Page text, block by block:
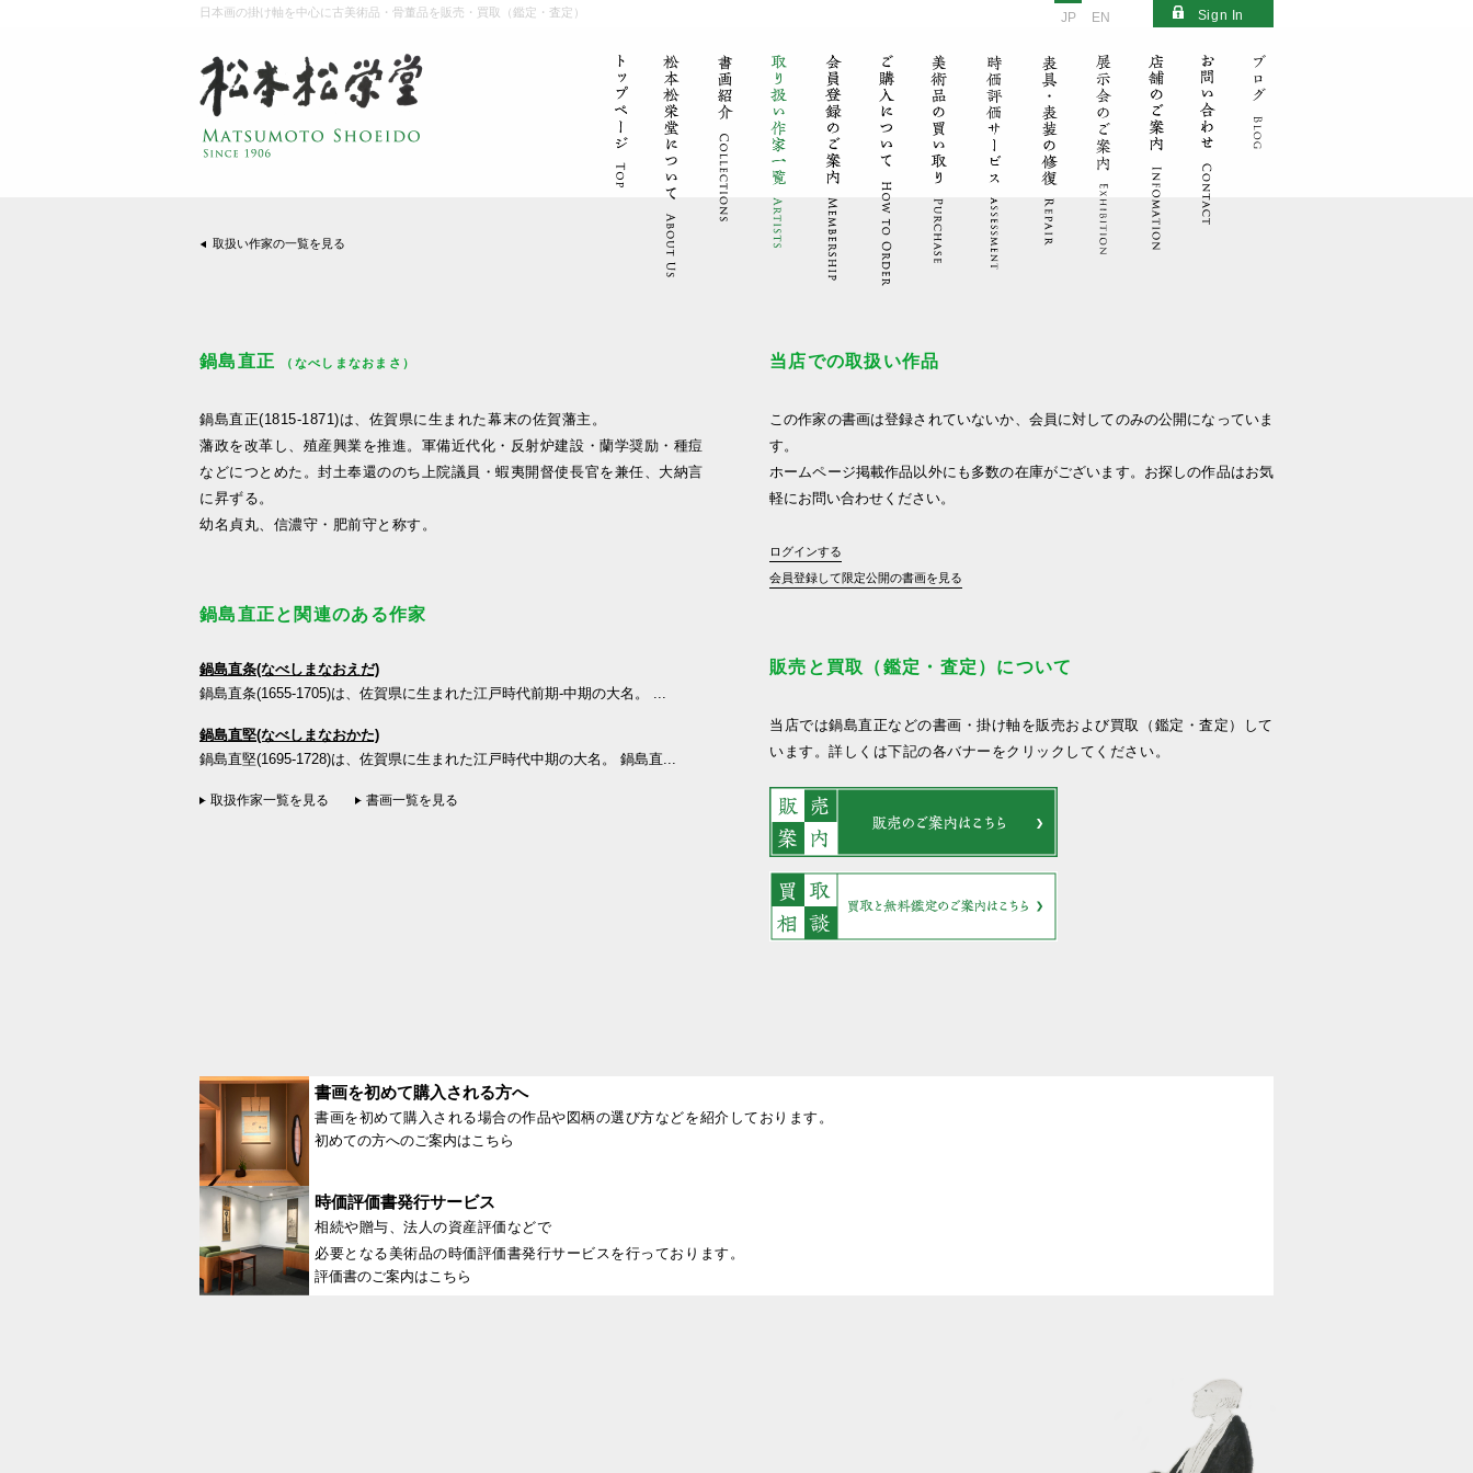
日本画の掛け軸を中心に古美術品・骨董品を販売・買取（鑑定・査定） Sign In
JP EN
取扱い作家の一覧を見る
鍋島直正 （なべしまなおまさ）
鍋島直正(1815-1871)は、佐賀県に生まれた幕末の佐賀藩主。
藩政を改革し、殖産興業を推進。軍備近代化・反射炉建設・蘭学奨励・種痘
などにつとめた。封土奉還ののち上院議員・蝦夷開督使長官を兼任、大納言
に昇ずる。
幼名貞丸、信濃守・肥前守と称す。
鍋島直正と関連のある作家
鍋島直条(なべしまなおえだ)
鍋島直条(1655-1705)は、佐賀県に生まれた江戸時代前期-中期の大名。 ...
鍋島直堅(なべしまなおかた)
鍋島直堅(1695-1728)は、佐賀県に生まれた江戸時代中期の大名。 鍋島直...
取扱作家一覧を見る 書画一覧を見る
当店での取扱い作品
この作家の書画は登録されていないか、会員に対してのみの公開になっていま
す。
ホームページ掲載作品以外にも多数の在庫がございます。お探しの作品はお気
軽にお問い合わせください。
ログインする
会員登録して限定公開の書画を見る
販売と買取（鑑定・査定）について
当店では鍋島直正などの書画・掛け軸を販売および買取（鑑定・査定）して
います。詳しくは下記の各バナーをクリックしてください。
書画を初めて購入される方へ
書画を初めて購入される場合の作品や図柄の選び方などを紹介しております。
初めての方へのご案内はこちら
時価評価書発行サービス
相続や贈与、法人の資産評価などで
必要となる美術品の時価評価書発行サービスを行っております。
評価書のご案内はこちら